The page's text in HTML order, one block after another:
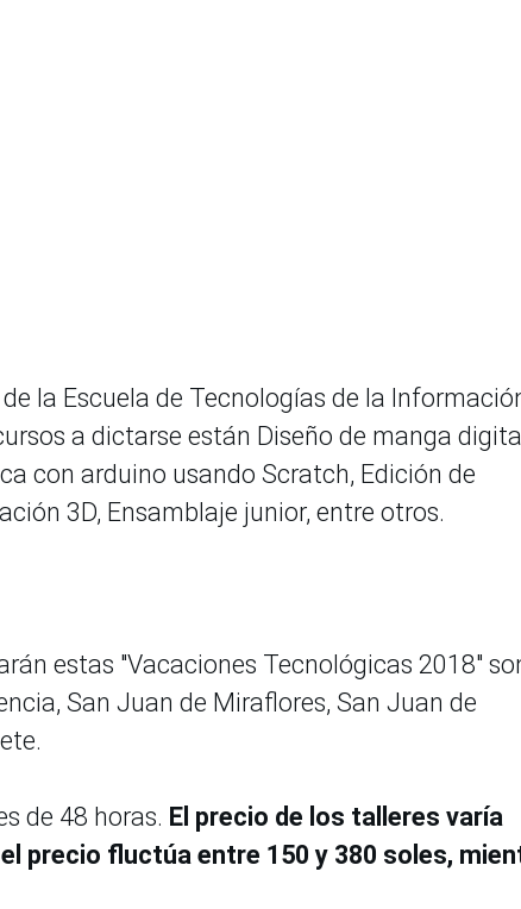
la Escuela de Tecnologías de la
a dictarse están Diseño de manga
con arduino usando Scratch, Edición de
3D, Ensamblaje junior, entre otros.
estas "Vacaciones Tecnológicas 2018"
San Juan de Miraflores, San Juan de
de 48 horas. El precio de los talleres varía
precio fluctúa entre 150 y 380 soles,